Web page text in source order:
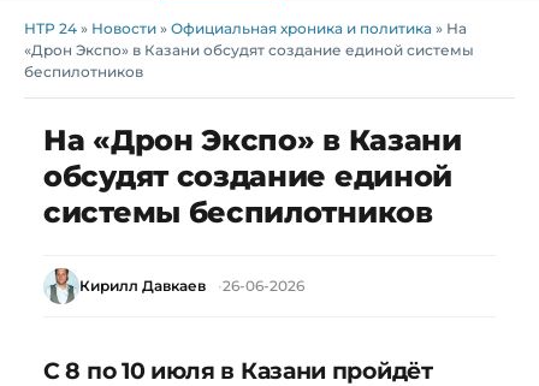
НТР 24 » Новости » Официальная хроника и политика » На
«Дрон Экспо» в Казани обсудят создание единой системы
беспилотников
На «Дрон Экспо» в Казани
обсудят создание единой
системы беспилотников
Кирилл Давкаев 26-06-2026
С 8 по 10 июля в Казани пройдёт